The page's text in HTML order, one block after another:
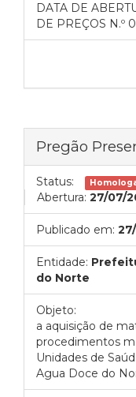
DATA DE
DE PREÇOS N.º
Pregão
Status:
Abertura: 27/07/
Publicado em:
Entidade:
do Norte
Objeto:
a aquisição de
procedimentos
Unidades de
Agua Doce do